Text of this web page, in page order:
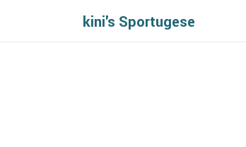
kini's Sportugese